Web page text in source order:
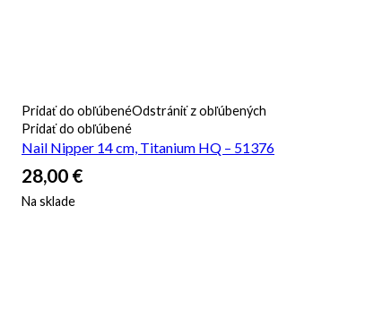
Pridať do obľúbenéOdstrániť z obľúbených
Pridať do obľúbené
Nail Nipper 14 cm, Titanium HQ – 51376
28,00 €
Na sklade